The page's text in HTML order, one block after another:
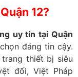
12?
uy tín tại Quận
đáng tin cậy.
thiết bị siêu
đối, Việt Pháp